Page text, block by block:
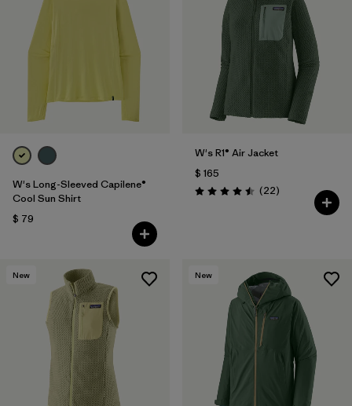
W's Long-Sleeved Capilene®
Cool Sun Shirt
$ 79
W's R1® Air Jacket
$ 165
Valoración: 4.5 / 5
(22Comentarios
)
New New